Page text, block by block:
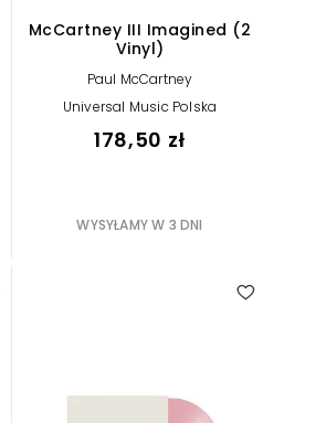
McCartney III Imagined (2
Vinyl)
Paul McCartney
Universal Music Polska
178,50 zł
WYSYŁAMY W 3 DNI